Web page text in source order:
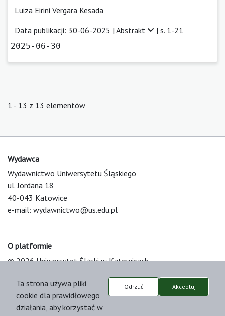
Luiza Eirini Vergara Kesada
Data publikacji: 30-06-2025 | Abstrakt | s. 1-21
2025-06-30
1 - 13 z 13 elementów
Wydawca
Wydawnictwo Uniwersytetu Śląskiego
ul. Jordana 18
40-043 Katowice
e-mail: wydawnictwo@us.edu.pl
O platformie
© 2026 Uniwersytet Śląski w Katowicach
Platform & Workflow by OJS/PKP
Ta strona używa pliki
cookie dla prawidłowego
działania, aby korzystać w
Odrzuć Akceptuj